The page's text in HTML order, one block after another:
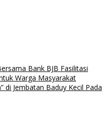
Bank BJB Fasilitasi
Warga Masyarakat
di Jembatan Baduy Kecil Pada